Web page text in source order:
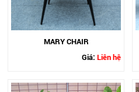
MARY CHAIR
Giá:Liên hệ